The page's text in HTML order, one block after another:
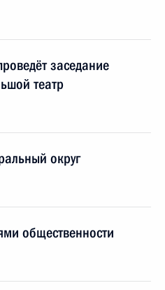
заседание
театр
округ
общественности